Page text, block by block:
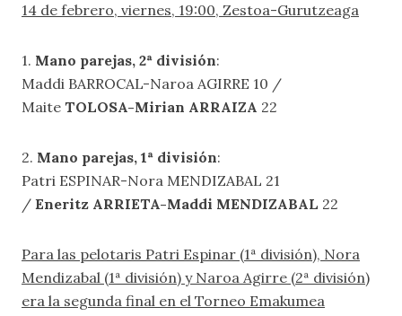
14 de febrero, viernes, 19:00, Zestoa-Gurutzeaga
1. Mano parejas, 2ª división:
Maddi BARROCAL-Naroa AGIRRE 10 /
Maite TOLOSA-Mirian ARRAIZA 22
2. Mano parejas, 1ª división:
Patri ESPINAR-Nora MENDIZABAL 21
/ Eneritz ARRIETA-Maddi MENDIZABAL 22
Para las pelotaris Patri Espinar (1ª división), Nora
Mendizabal (1ª división) y Naroa Agirre (2ª división)
era la segunda final en el Torneo Emakumea